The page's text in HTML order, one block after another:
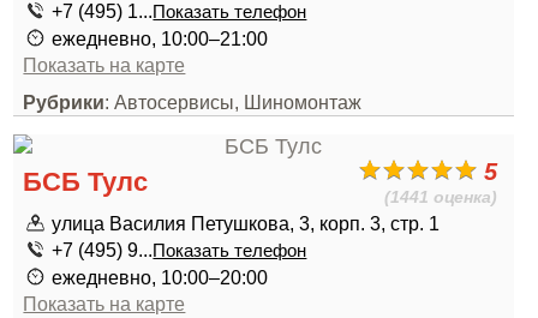
+7 (495) 1...Показать телефон
ежедневно, 10:00–21:00
Показать на карте
Рубрики: Автосервисы, Шиномонтаж
5
(1441 оценка)
БСБ Тулс
улица Василия Петушкова, 3, корп. 3, стр. 1
+7 (495) 9...Показать телефон
ежедневно, 10:00–20:00
Показать на карте